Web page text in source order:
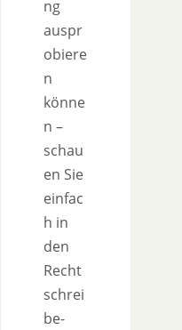
ng
auspr
obiere
n
könne
n –
schau
en Sie
einfac
h in
den
Recht
schrei
be-